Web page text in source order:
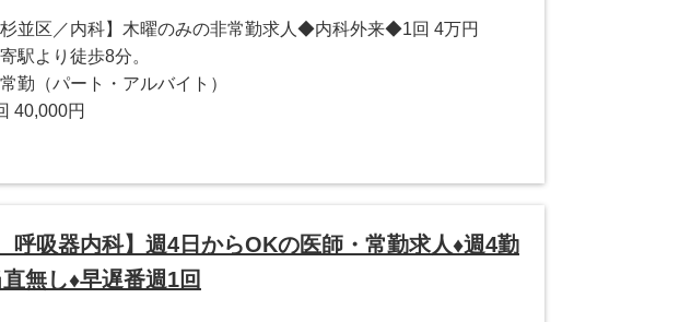
杉並区／内科】木曜のみの非常勤求人◆内科外来◆1回 4万円
駅より徒歩8分。
勤（パート・アルバイト）
40,000円
呼吸器内科】週4日からOKの医師・常勤求人♦週4勤
無し♦早遅番週1回